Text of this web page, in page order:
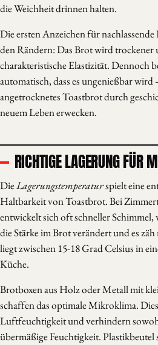
die Weichheit drinnen halten.
Die ersten Anzeichen für nachlassende
den Rändern: Das Brot wird trockener
charakteristische Elastizität. Dennoch
automatisch, dass es ungenießbar wird
angetrocknetes Toastbrot durch
neuem Leben erwecken.
RICHTIGE LAGERUNG FÜR
DieLagerungstemperaturspielt eine
Haltbarkeit von Toastbrot. Bei
entwickelt sich oft schneller Schimmel,
die Stärke im Brot verändert und es
liegt zwischen 15-18 Grad Celsius in
Küche.
Brotboxen aus Holz oder Metall mit
schaffen das optimale Mikroklima.
Luftfeuchtigkeit und verhindern
übermäßige Feuchtigkeit.